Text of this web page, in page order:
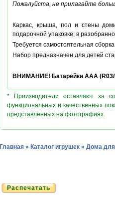
Пожалуйста, не прилагайте
Каркас, крыша, пол и стены
подарочной упаковке, в
Требуется самостоятельная
Набор предназначен для детей
ВНИМАНИЕ! Батарейки AАA (R03/
* Производители оставляют за
функциональных и качественных
представленных на фотографиях.
Главная » Каталог игрушек » Дома для
Распечатать